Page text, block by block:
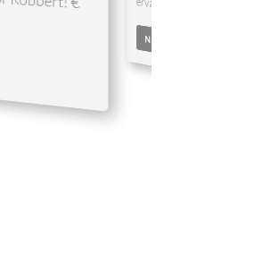
doen! € 37,50 pp. (3u)
NAAR WORKSHOP